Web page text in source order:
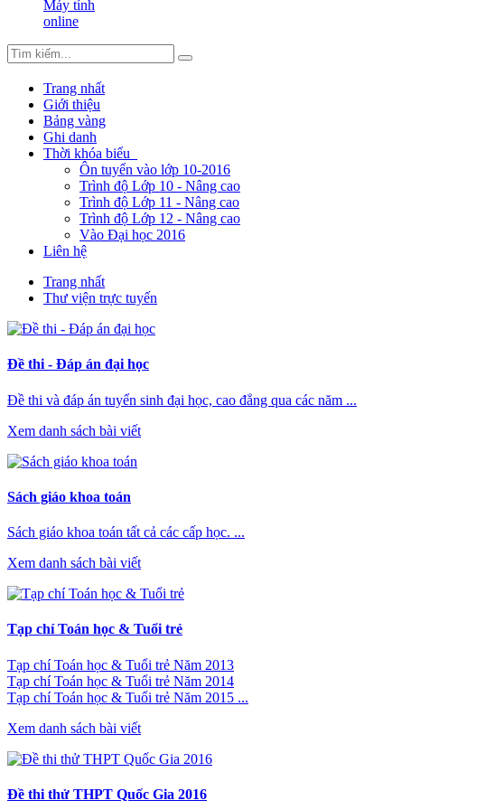
Máy tính
online
Trang nhất
Giới thiệu
Bảng vàng
Ghi danh
Thời khóa biểu
Ôn tuyển vào lớp 10-2016
Trình độ Lớp 10 - Nâng cao
Trình độ Lớp 11 - Nâng cao
Trình độ Lớp 12 - Nâng cao
Vào Đại học 2016
Liên hệ
Trang nhất
Thư viện trực tuyến
Đề thi - Đáp án đại học
Đề thi và đáp án tuyển sinh đại học, cao đẳng qua các năm ...
Xem danh sách bài viết
Sách giáo khoa toán
Sách giáo khoa toán tất cả các cấp học. ...
Xem danh sách bài viết
Tạp chí Toán học & Tuổi trẻ
Tạp chí Toán học & Tuổi trẻ Năm 2013
Tạp chí Toán học & Tuổi trẻ Năm 2014
Tạp chí Toán học & Tuổi trẻ Năm 2015 ...
Xem danh sách bài viết
Đề thi thử THPT Quốc Gia 2016